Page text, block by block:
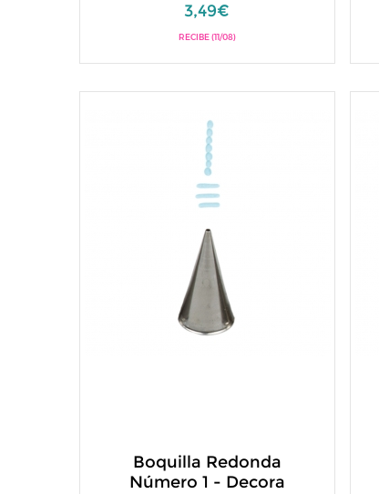
3,49€
RECIBE (11/08)
Boquilla Redonda
Número 1 - Decora